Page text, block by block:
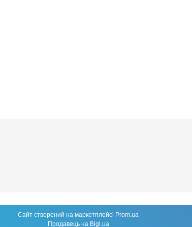
Сайт створений на маркетплейсі Prom.ua
Продавець на Bigl.ua